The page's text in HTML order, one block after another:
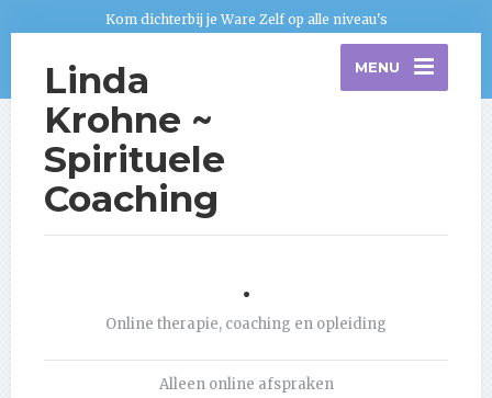
Kom dichterbij je Ware Zelf op alle niveau's
Linda
Krohne ~
Spirituele
Coaching
MENU
.
Online therapie, coaching en opleiding
Alleen online afspraken